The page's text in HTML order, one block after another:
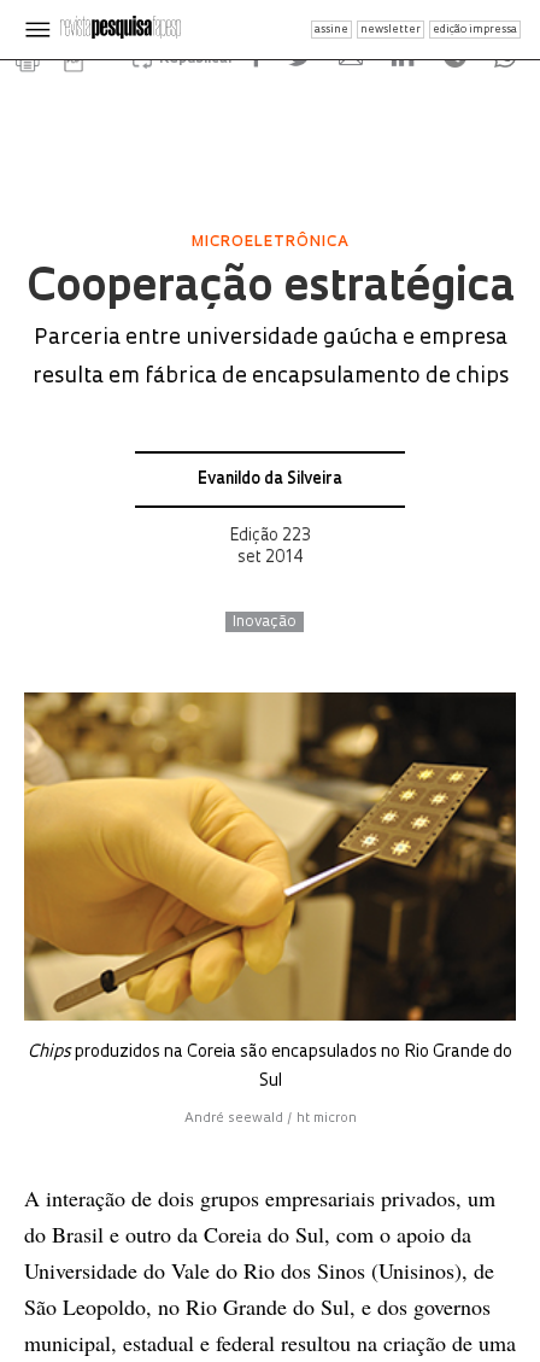
assine newsletter edição impressa
Republicar
MICROELETRÔNICA
Cooperação estratégica
Parceria entre universidade gaúcha e empresa
resulta em fábrica de encapsulamento de chips
Evanildo da Silveira
Edição 223
set 2014
Inovação
Chipsproduzidos na Coreia são encapsulados no Rio Grande do
Sul
André seewald / ht micron
A interação de dois grupos empresariais privados, um
do Brasil e outro da Coreia do Sul, com o apoio da
Universidade do Vale do Rio dos Sinos (Unisinos), de
São Leopoldo, no Rio Grande do Sul, e dos governos
municipal, estadual e federal resultou na criação de uma